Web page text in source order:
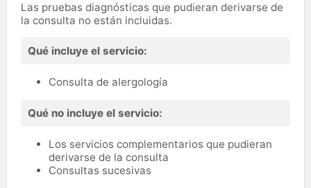
Las pruebas diagnósticas que pudieran derivarse de
la consulta no están incluidas.
Qué incluye el servicio:
Consulta de alergología
Qué no incluye el servicio:
Los servicios complementarios que pudieran
derivarse de la consulta
Consultas sucesivas